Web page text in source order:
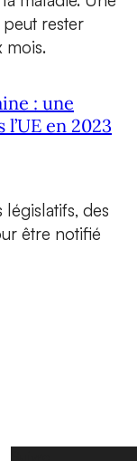
rester
mois.
: une
en 2023
législatifs, des
être notifié